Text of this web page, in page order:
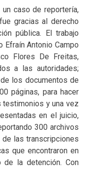
caso de reportería,
gracias al derecho
pública. El trabajo
Efraín Antonio Campo
Flores De Freitas,
a las autoridades;
los documentos de
páginas, para hacer
testimonios y una vez
en el juicio,
300 archivos
las transcripciones
que encontraron en
de la detención. Con